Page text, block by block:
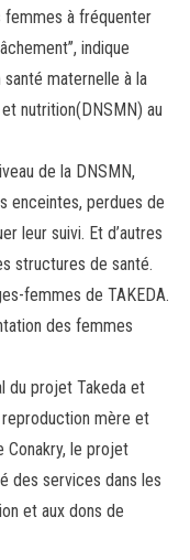
femmes à fréquenter
indique
maternelle à la
nutrition(DNSMN) au
de la DNSMN,
enceintes, perdues de
leur suivi. Et d’autres
structures de santé.
femmes de TAKEDA.
des femmes
du projet Takeda et
mère et
Conakry, le projet
des services dans les
et aux dons de